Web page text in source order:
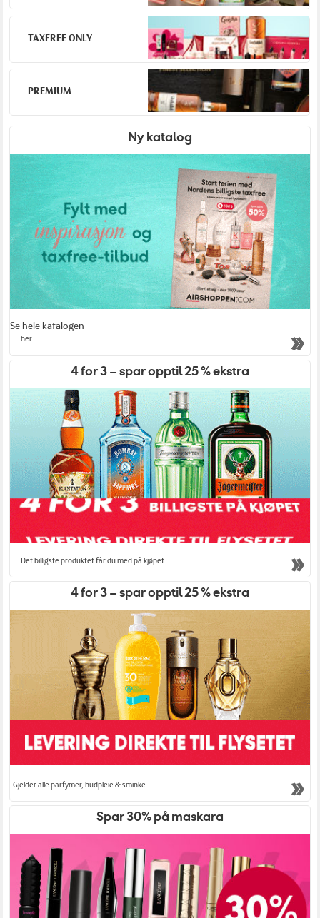
TAXFREE ONLY
PREMIUM
Ny katalog
Se hele katalogen
her
4 for 3 – spar opptil 25 % ekstra
Det billigste produktet får du med på kjøpet
4 for 3 – spar opptil 25 % ekstra
Gjelder alle parfymer, hudpleie & sminke
Spar 30% på maskara